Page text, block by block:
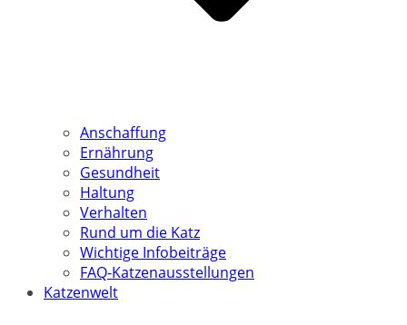
Anschaffung
Ernährung
Gesundheit
Haltung
Verhalten
Rund um die Katz
Wichtige Infobeiträge
FAQ-Katzenausstellungen
Katzenwelt